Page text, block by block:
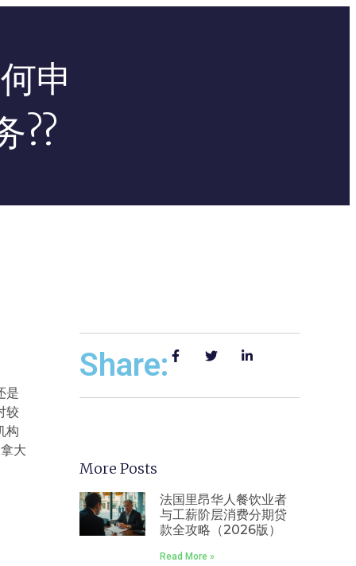
申
??
是
较
构
大
Share:
More Posts
法国里昂华人餐饮业者
与工薪阶层消费分期贷
款全攻略（2026版）
Read More »